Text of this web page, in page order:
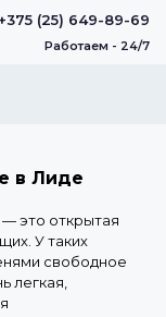
(25) 649-89-69
Работаем - 24/7
в Лиде
это открытая
У таких
свободное
легкая,